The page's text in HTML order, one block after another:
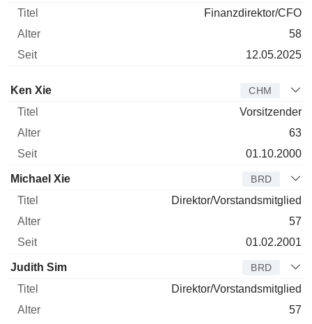
Finanzdirektor/CFO
58
12.05.2025
Verwaltungsratsmitglied
Ken Xie CHM
Vorsitzender
63
01.10.2000
Michael Xie BRD
Direktor/Vorstandsmitglied
57
01.02.2001
Judith Sim BRD
Direktor/Vorstandsmitglied
57